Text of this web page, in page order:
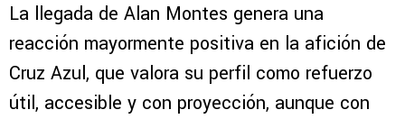
La llegada de Alan Montes genera una
reacción mayormente positiva en la afición de
Cruz Azul, que valora su perfil como refuerzo
útil, accesible y con proyección, aunque con